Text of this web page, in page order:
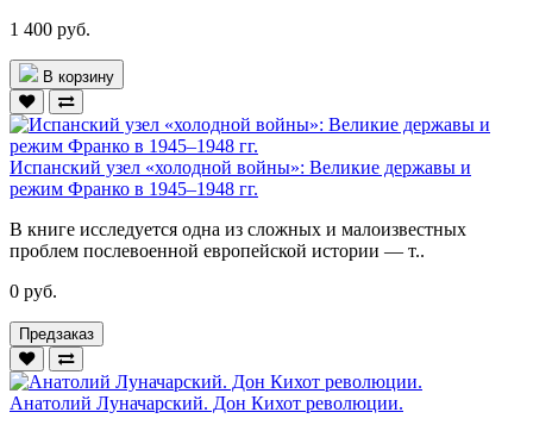
1 400 руб.
В корзину
Испанский узел «холодной войны»: Великие державы и
режим Франко в 1945–1948 гг.
В книге исследуется одна из сложных и малоизвестных
проблем послевоенной европейской истории — т..
0 руб.
Предзаказ
Анатолий Луначарский. Дон Кихот революции.